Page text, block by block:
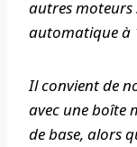
autres moteurs
automatique à
Il convient de
avec une boîte
de base, alors